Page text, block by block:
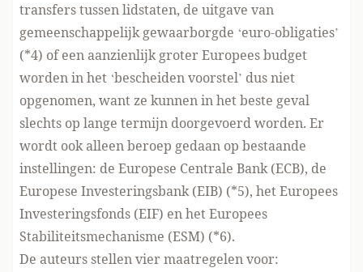
transfers tussen lidstaten, de uitgave van
gemeenschappelijk gewaarborgde ‘euro-obligaties’
(*4) of een aanzienlijk groter Europees budget
worden in het ‘bescheiden voorstel’ dus niet
opgenomen, want ze kunnen in het beste geval
slechts op lange termijn doorgevoerd worden. Er
wordt ook alleen beroep gedaan op bestaande
instellingen: de Europese Centrale Bank (ECB), de
Europese Investeringsbank (EIB) (*5), het Europees
Investeringsfonds (EIF) en het Europees
Stabiliteitsmechanisme (ESM) (*6).
De auteurs stellen vier maatregelen voor: